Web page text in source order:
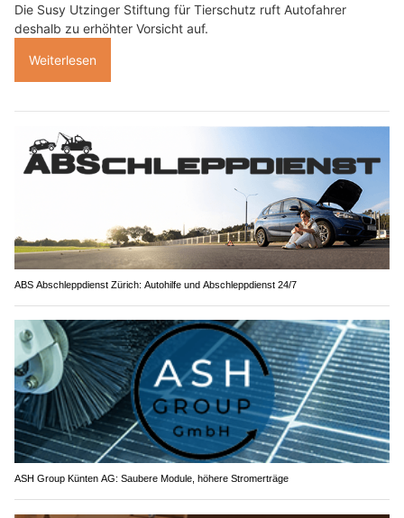
Die Susy Utzinger Stiftung für Tierschutz ruft Autofahrer
deshalb zu erhöhter Vorsicht auf.
Weiterlesen
ABS Abschleppdienst Zürich: Autohilfe und Abschleppdienst 24/7
ASH Group Künten AG: Saubere Module, höhere Stromerträge